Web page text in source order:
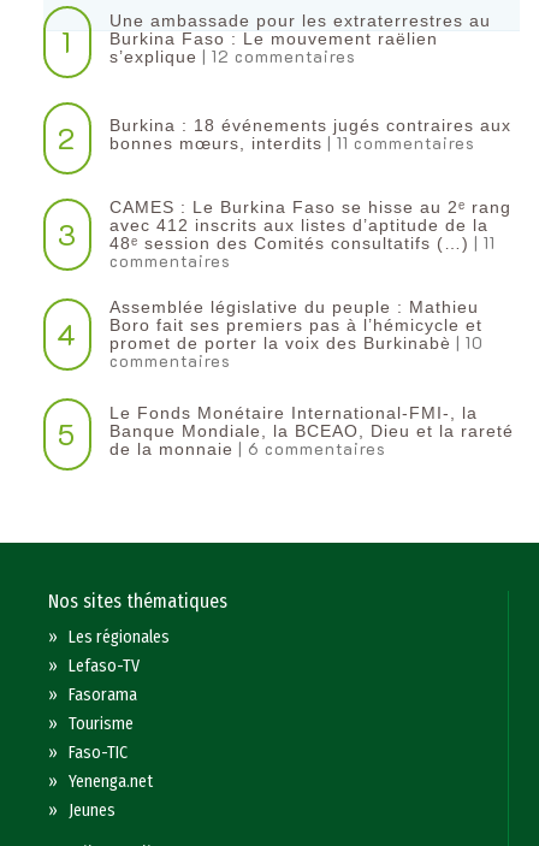
1
Une ambassade pour les extraterrestres au
Burkina Faso : Le mouvement raëlien
s’explique | 12 commentaires
2
Burkina : 18 événements jugés contraires aux
bonnes mœurs, interdits | 11 commentaires
3
CAMES : Le Burkina Faso se hisse au 2ᵉ rang
avec 412 inscrits aux listes d’aptitude de la
48ᵉ session des Comités consultatifs (…) | 11
commentaires
4
Assemblée législative du peuple : Mathieu
Boro fait ses premiers pas à l’hémicycle et
promet de porter la voix des Burkinabè | 10
commentaires
5
Le Fonds Monétaire International-FMI-, la
Banque Mondiale, la BCEAO, Dieu et la rareté
de la monnaie | 6 commentaires
Nos sites thématiques
»Les régionales
»Lefaso-TV
»Fasorama
»Tourisme
»Faso-TIC
»Yenenga.net
» Jeunes